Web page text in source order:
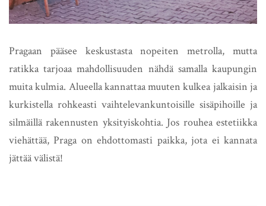
Pragaan pääsee keskustasta nopeiten metrolla, mutta
ratikka tarjoaa mahdollisuuden nähdä samalla kaupungin
muita kulmia. Alueella kannattaa muuten kulkea jalkaisin ja
kurkistella rohkeasti vaihtelevankuntoisille sisäpihoille ja
silmäillä rakennusten yksityiskohtia. Jos rouhea estetiikka
viehättää, Praga on ehdottomasti paikka, jota ei kannata
jättää välistä!